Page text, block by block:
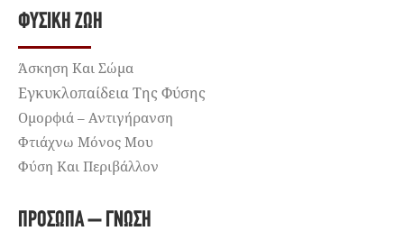
ΦΥΣΙΚΉ ΖΩΉ
Άσκηση Και Σώμα
Εγκυκλοπαίδεια Της Φύσης
Ομορφιά – Αντιγήρανση
Φτιάχνω Μόνος Μου
Φύση Και Περιβάλλον
ΠΡΌΣΩΠΑ – ΓΝΏΣΗ